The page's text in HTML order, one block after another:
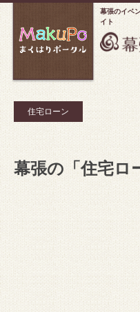
幕張のイベ
イト
住宅ローン
幕張の「住宅ロ